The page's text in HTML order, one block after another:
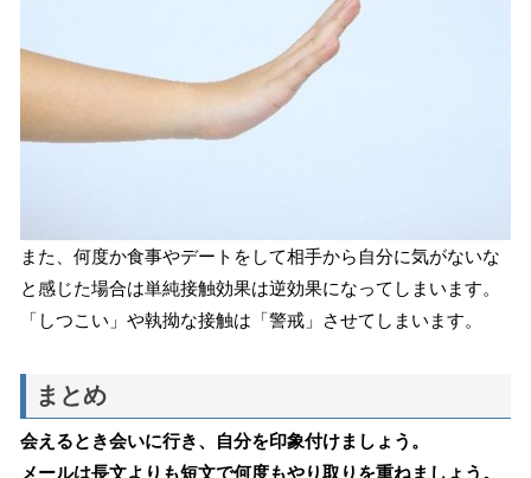
また、何度か食事やデートをして相手から自分に気がないな
と感じた場合は単純接触効果は逆効果になってしまいます。
「しつこい」や執拗な接触は「警戒」させてしまいます。
まとめ
会えるとき会いに行き、自分を印象付けましょう。
メールは長文よりも短文で何度もやり取りを重ねましょう。